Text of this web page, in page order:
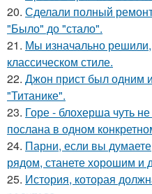
20. Сделали полный
"Было" до "стало".
21. Мы изначально решили,
классическом стиле.
22. Джон прист был одним
"Титанике".
23. Горе - блохерша чуть
послана в одном
24. Парни, если вы
рядом, станете хорошим и
25. История, которая